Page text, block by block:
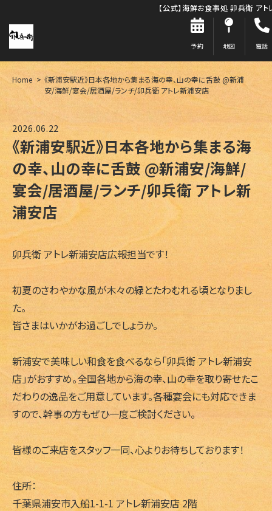
【公式】海鮮お食事処 卯兵衛 ア
予約 地図 電話
Home
《新浦安駅近》日本各地から集まる海の幸、山の幸に舌鼓 @新浦
安/海鮮/宴会/居酒屋/ランチ/卯兵衛 アトレ新浦安店
2026.06.22
《新浦安駅近》日本各地から集まる海
の幸、山の幸に舌鼓 @新浦安/海鮮/
宴会/居酒屋/ランチ/卯兵衛 アトレ新
浦安店
卯兵衛 アトレ新浦安店広報担当です！
初夏のさわやかな風が木々の緑とたわむれる頃となりまし
た。
皆さまはいかがお過ごしでしょうか。
新浦安で美味しい和食を食べるなら「卯兵衛 アトレ新浦安
店」がおすすめ。全国各地から海の幸、山の幸を取り寄せたこ
だわりの逸品をご用意しています。各種宴会にも対応できま
すので、幹事の方もぜひ一度ご検討ください。
皆様のご来店をスタッフ一同、心よりお待ちしております！
住所：
千葉県浦安市入船1-1-1 アトレ新浦安店 2階